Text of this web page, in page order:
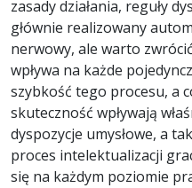
zasady działania, reguły
głównie realizowany
nerwowy, ale warto
wpływa na każde
szybkość tego procesu, a
skuteczność wpływają
dyspozycje umysłowe, a
proces intelektualizacji
się na każdym poziomie